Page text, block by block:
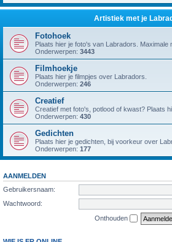
Artistiek met je
Fotohoek
Plaats hier je foto's van Labradors. Maximale
Onderwerpen: 3443
Filmhoekje
Plaats hier je filmpjes over Labradors.
Onderwerpen: 246
Creatief
Creatief met foto's, potlood of kwast? Plaats
Onderwerpen: 430
Gedichten
Plaats hier je gedichten, bij voorkeur over
Onderwerpen: 177
AANMELDEN
Gebruikersnaam:
Wachtwoord:
Onthouden